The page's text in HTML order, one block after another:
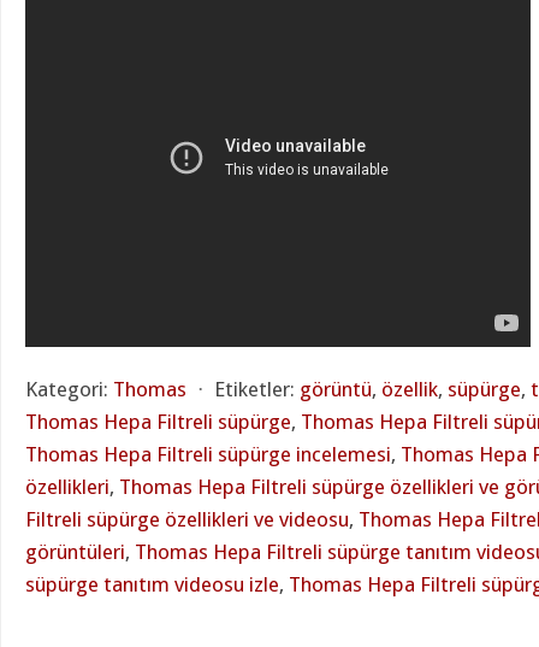
Kategori: Thomas ⋅ Etiketler: görüntü, özellik, süpürge,
Thomas Hepa Filtreli süpürge, Thomas Hepa Filtreli
Thomas Hepa Filtreli süpürge incelemesi, Thomas Hepa
özellikleri, Thomas Hepa Filtreli süpürge özellikleri ve
Filtreli süpürge özellikleri ve videosu, Thomas Hepa
görüntüleri, Thomas Hepa Filtreli süpürge tanıtım
süpürge tanıtım videosu izle, Thomas Hepa Filtreli